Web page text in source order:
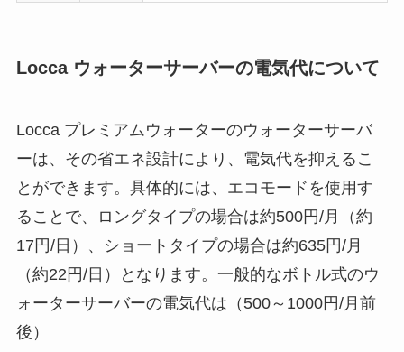
Locca ウォーターサーバーの電気代について
Locca プレミアムウォーターのウォーターサーバ
ーは、その省エネ設計により、電気代を抑えるこ
とができます。具体的には、エコモードを使用す
ることで、ロングタイプの場合は約500円/月（約
17円/日）、ショートタイプの場合は約635円/月
（約22円/日）となります。一般的なボトル式のウ
ォーターサーバーの電気代は（500～1000円/月前
後）